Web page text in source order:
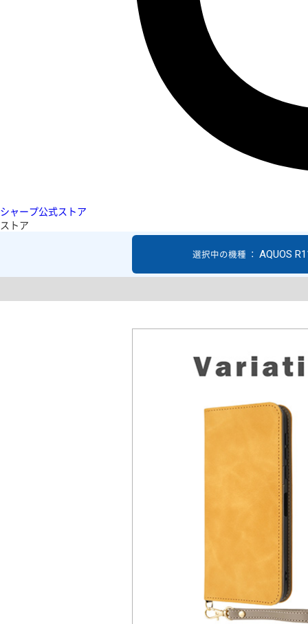
シャープ公式ストア
ストア
選択中の機種 ： AQUOS